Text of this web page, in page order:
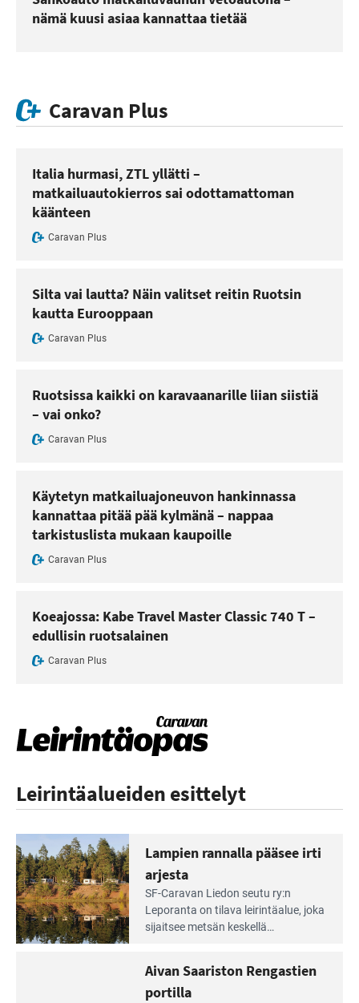
nämä kuusi asiaa kannattaa tietää
Caravan Plus
Italia hurmasi, ZTL yllätti –
matkailuautokierros sai odottamattoman
käänteen
Caravan Plus
Silta vai lautta? Näin valitset reitin Ruotsin
kautta Eurooppaan
Caravan Plus
Ruotsissa kaikki on karavaanarille liian siistiä
– vai onko?
Caravan Plus
Käytetyn matkailuajoneuvon hankinnassa
kannattaa pitää pää kylmänä – nappaa
tarkistuslista mukaan kaupoille
Caravan Plus
Koeajossa: Kabe Travel Master Classic 740 T –
edullisin ruotsalainen
Caravan Plus
Leirintäalueiden esittelyt
Lue
Leirintäoppaan
artikkeli:
Lampien
Lampien rannalla pääsee irti
arjesta
SF-Caravan Liedon seutu ry:n
Leporanta on tilava leirintäalue, joka
sijaitsee metsän kes­kellä
tarjoaa ympäris­töineen kauniit
maisemat ja loistavat virkistäytymis­
Aivan Saariston Rengastien
portilla